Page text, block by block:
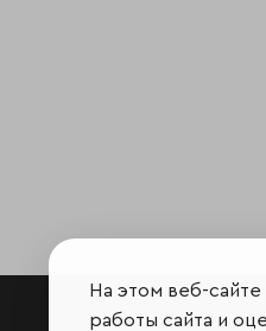
На этом веб-сайте
работы сайта и